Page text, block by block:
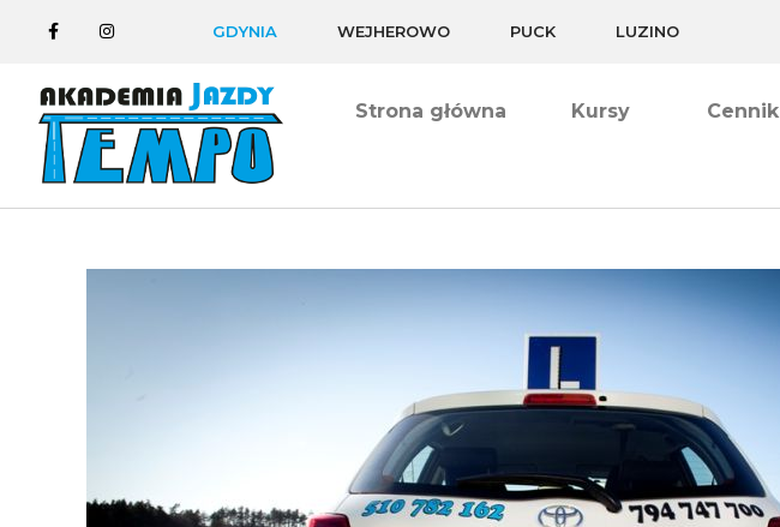
GDYNIA WEJHEROWO PUCK LUZINO
Strona główna Kursy Cennik